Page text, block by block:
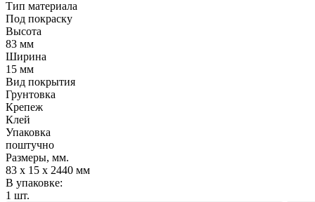
Тип материала
Под покраску
Высота
83 мм
Ширина
15 мм
Вид покрытия
Грунтовка
Крепеж
Клей
Упаковка
поштучно
Размеры, мм.
83 х 15 х 2440 мм
В упаковке:
1 шт.